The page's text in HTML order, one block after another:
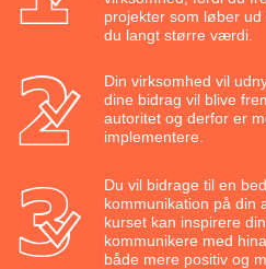
projekter som løber
du langt større værdi.
Din virksomhed vil
dine bidrag vil blive
autoritet og derfor er
implementere.
Du vil bidrage til en
kommunikation på din
kurset kan inspirere
kommunikere med
både mere positiv og